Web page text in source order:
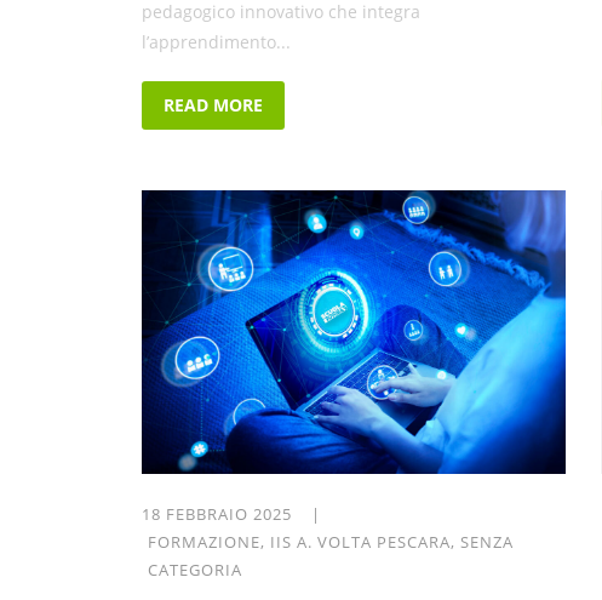
pedagogico innovativo che integra
l’apprendimento...
READ MORE
18 FEBBRAIO 2025 |
FORMAZIONE, IIS A. VOLTA PESCARA, SENZA
CATEGORIA